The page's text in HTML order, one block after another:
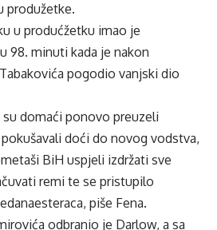
produžetke.
u produćžetku imao je
98. minuti kada je nakon
pogodio vanjski dio
su domaći ponovo preuzeli
doći do novog vodstva,
BiH uspjeli izdržati sve
remi te se pristupilo
piše Fena.
odbranio je Darlow, a sa